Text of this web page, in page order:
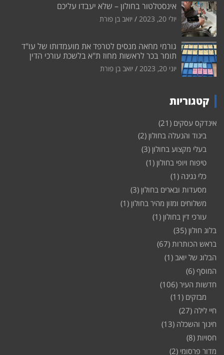
אינסטלטור בחולון – שלא יעבדו עליכם
יולי 20, 2023 יואב בן פורת
גורמי מחאה מנסים לטרפד את מועמדותו של עו"ד
תומר בכר לראשות מחוז ת"א בלשכת עורכי הדין
יוני 20, 2023 יואב בן פורת
קטגוריות
אינדקס עסקים (21)
ביגוד והנעלה בחולון (2)
בעלי מקצוע בחולון (3)
טיפוח ויופי בחולון (1)
כלי נגינה (1)
מסעדות ובארים בחולון (3)
משלוחים ומזון מהיר בחולון (1)
עורכי דין בחולון (1)
בלוג חולון (35)
בראש הכותרות (67)
הבלוג של יואב (1)
המוסף (6)
חדשות העיר (106)
מבזקים (11)
חיי לילה (27)
חינוך והשכלה (13)
חסויות (8)
מדור פרסומי (2)